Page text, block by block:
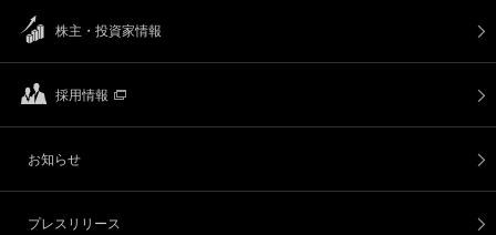
株主・投資家情報
採用情報
お知らせ
プレスリリース